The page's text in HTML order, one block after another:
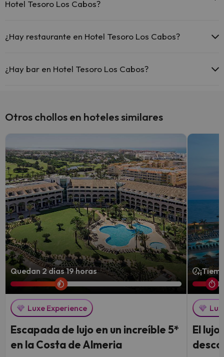
Hotel Tesoro Los Cabos?
comunes.
¿Hay restaurante en Hotel Tesoro Los Cabos?
¿Hay bar en Hotel Tesoro Los Cabos?
Otros chollos en hoteles similares
Quedan 2 días 19 horas
Luxe Experience
Escapada de lujo en un increíble 5*
en la Costa de Almeria
El